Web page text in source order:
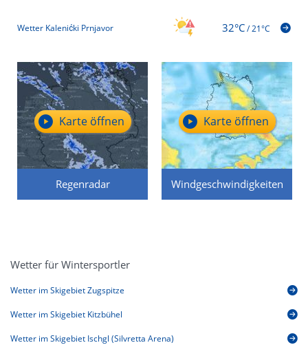
Wetter Kalenićki Prnjavor 32°C/21°C
Regenradar
Karte öffnen
Windgeschwindigkeiten
Karte öffnen
Wetter für Wintersportler
Wetter im Skigebiet Zugspitze
Wetter im Skigebiet Kitzbühel
Wetter im Skigebiet Ischgl (Silvretta Arena)